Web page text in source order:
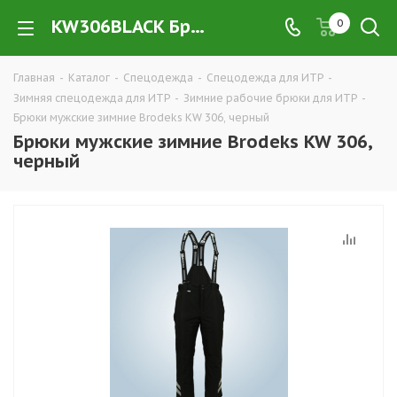
KW306BLACK Брюки мужские зимние Brodeks KW 306, черный купить в Екатеринбурге оптом и в розницу — интернет-магазин рабочей одежды для ИТР и руководящего состава компании ТД УРАЛСИЗ 0
Главная - Каталог - Спецодежда - Спецодежда для ИТР -
Зимняя спецодежда для ИТР - Зимние рабочие брюки для ИТР -
Брюки мужские зимние Brodeks KW 306, черный
Брюки мужские зимние Brodeks KW 306,
черный